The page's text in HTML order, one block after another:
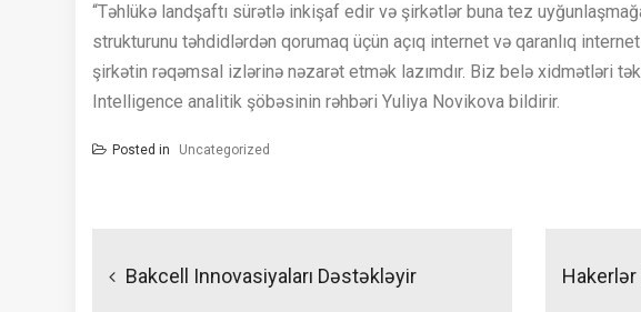
“Təhlükə landşaftı sürətlə inkişaf edir və şirkətlər buna tez
strukturunu təhdidlərdən qorumaq üçün açıq internet və qaranlıq
şirkətin rəqəmsal izlərinə nəzarət etmək lazımdır. Biz belə xidmətləri
Intelligence analitik şöbəsinin rəhbəri Yuliya Novikova bildirir.
Posted in Uncategorized
naviqasiyası
Bakcell Innovasiyaları Dəstəkləyir Hakerlər